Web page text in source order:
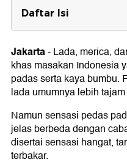
Daftar Isi
Beda Lada dan
Pedas?
Beda Merica dan
1. Bentuk dan Warna
2. Rasa
3. Penggunaan
4. Manfaat
5. Kandungan
Jakarta-Lada, merica,
khas masakan Indonesia
padas serta kaya bumbu.
lada umumnya lebih
Namun sensasi pedas
jelas berbeda dengan
disertai sensasi hangat,
terbakar.